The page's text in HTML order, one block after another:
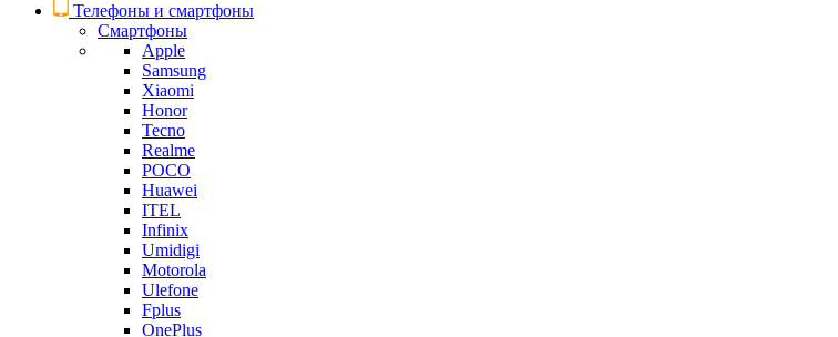
Телефоны и смартфоны
Смартфоны
Apple
Samsung
Xiaomi
Honor
Tecno
Realme
POCO
Huawei
ITEL
Infinix
Umidigi
Motorola
Ulefone
Fplus
OnePlus